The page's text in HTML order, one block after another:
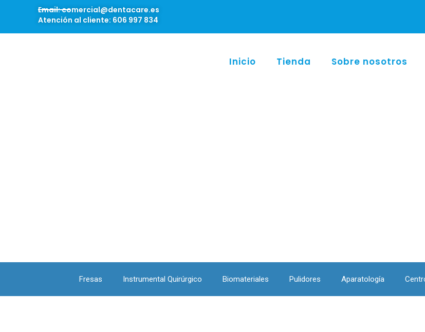
Email: comercial@dentacare.es
Atención al cliente: 606 997 834
Inicio Tienda Sobre nosotros
Fresas Instrumental Quirúrgico Biomateriales Pulidores Aparatología